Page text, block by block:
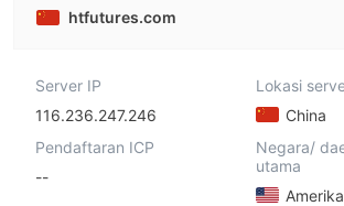
htfutures.com
Server IP
116.236.247.246
Lokasi
China
Pendaftaran ICP
--
Negara/
utama